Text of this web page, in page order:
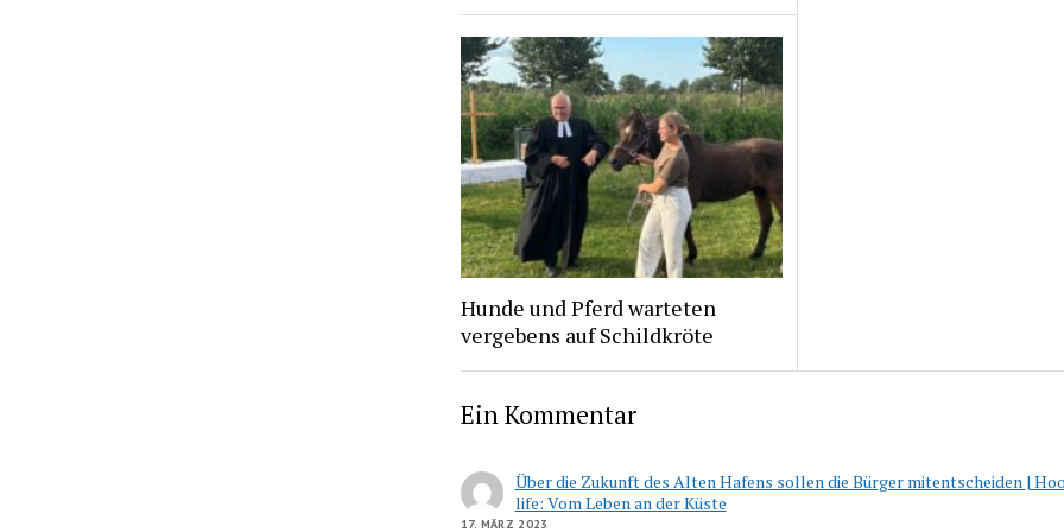
Hunde und Pferd warteten
vergebens auf Schildkröte
Ein Kommentar
Über die Zukunft des Alten Hafens sollen die Bürger mitentscheiden |
life: Vom Leben an der Küste
17. MÄRZ 2023